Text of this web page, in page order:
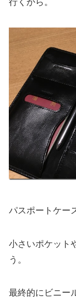
行くから。
パスポートケー
小さいポケット
う。
最終的にビニー